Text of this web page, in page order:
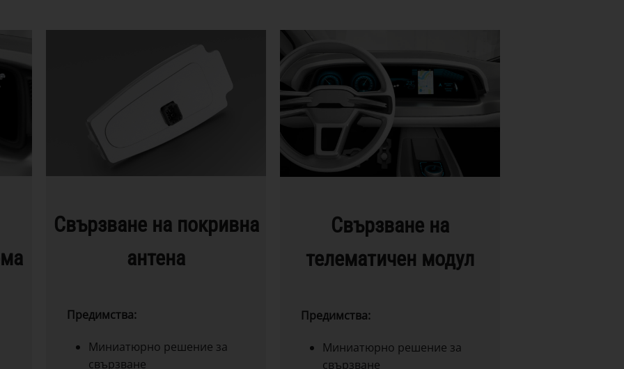
Свързване на покривна
антена
Предимства:
Миниатюрно решение за
свързване
Свързване на
телематичен модул
Предимства:
Миниатюрно решение за
свързване